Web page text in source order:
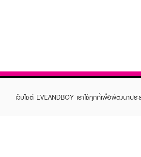
เว็บไซต์ EVEANDBOY เราใช้คุกกี้เพื่อพัฒนาป